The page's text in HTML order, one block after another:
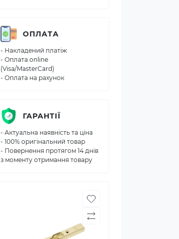
ОПЛАТА
- Накладений платіж
- Оплата online
(Visa/MasterCard)
- Оплата на рахунок
ГАРАНТІЇ
- Актуальна наявність та ціна
- 100% оригінальний товар
- Повернення протягом 14 днів
з моменту отримання товару